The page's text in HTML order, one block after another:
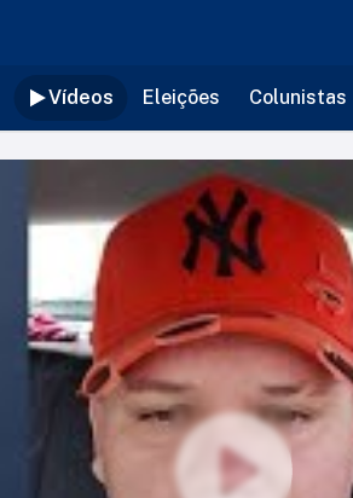
Vídeos Eleições Colunistas